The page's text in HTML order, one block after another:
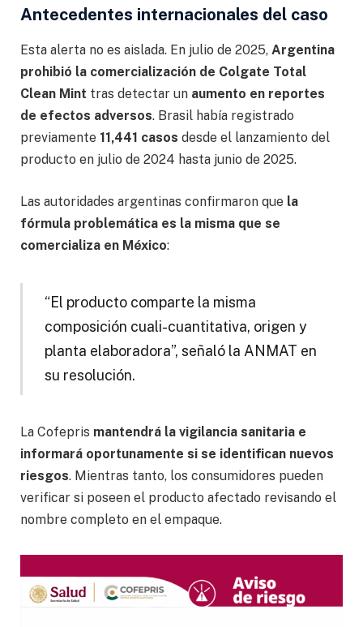
Antecedentes internacionales del caso
Esta alerta no es aislada. En julio de 2025, Argentina
prohibió la comercialización de Colgate Total
Clean Mint tras detectar un aumento en reportes
de efectos adversos. Brasil había registrado
previamente 11,441 casos desde el lanzamiento del
producto en julio de 2024 hasta junio de 2025.
Las autoridades argentinas confirmaron que la
fórmula problemática es la misma que se
comercializa en México:
“El producto comparte la misma
composición cuali-cuantitativa, origen y
planta elaboradora”, señaló la ANMAT en
su resolución.
La Cofepris mantendrá la vigilancia sanitaria e
informará oportunamente si se identifican nuevos
riesgos. Mientras tanto, los consumidores pueden
verificar si poseen el producto afectado revisando el
nombre completo en el empaque.